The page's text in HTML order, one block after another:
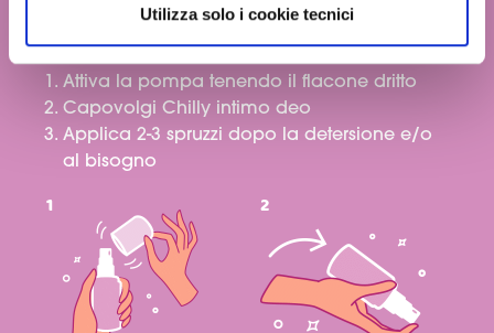
Utilizza solo i cookie tecnici
Modo d'uso:
Attiva la pompa tenendo il flacone dritto
Capovolgi Chilly intimo deo
Applica 2-3 spruzzi dopo la detersione e/o
al bisogno
1 2